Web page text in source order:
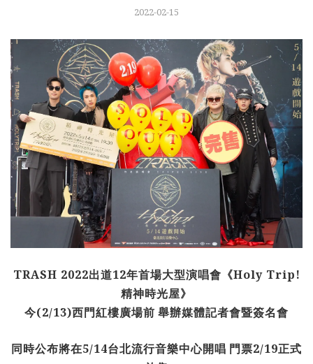
2022-02-15
TRASH 2022出道12年首場大型演唱會《Holy Trip!
精神時光屋》
今(2/13)西門紅樓廣場前 舉辦媒體記者會暨簽名會
同時公布將在5/14台北流行音樂中心開唱 門票2/19正式